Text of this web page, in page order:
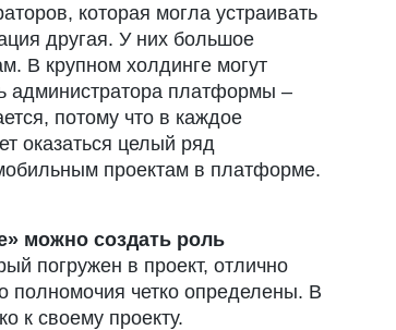
которая могла устраивать
другая. У них большое
В крупном холдинге могут
администратора платформы –
потому что в каждое
оказаться целый ряд
проектам в платформе.
можно создать роль
погружен в проект, отлично
полномочия четко определены. В
к своему проекту.